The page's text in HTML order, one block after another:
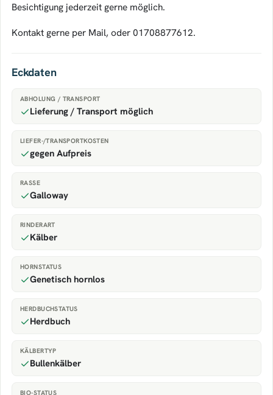
Besichtigung jederzeit gerne möglich.
Kontakt gerne per Mail, oder 01708877612.
Eckdaten
ABHOLUNG / TRANSPORT
Lieferung / Transport möglich
LIEFER-/TRANSPORTKOSTEN
gegen Aufpreis
RASSE
Galloway
RINDERART
Kälber
HORNSTATUS
Genetisch hornlos
HERDBUCHSTATUS
Herdbuch
KÄLBERTYP
Bullenkälber
BIO-STATUS